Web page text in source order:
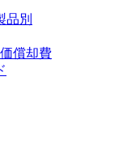
品別
償却費